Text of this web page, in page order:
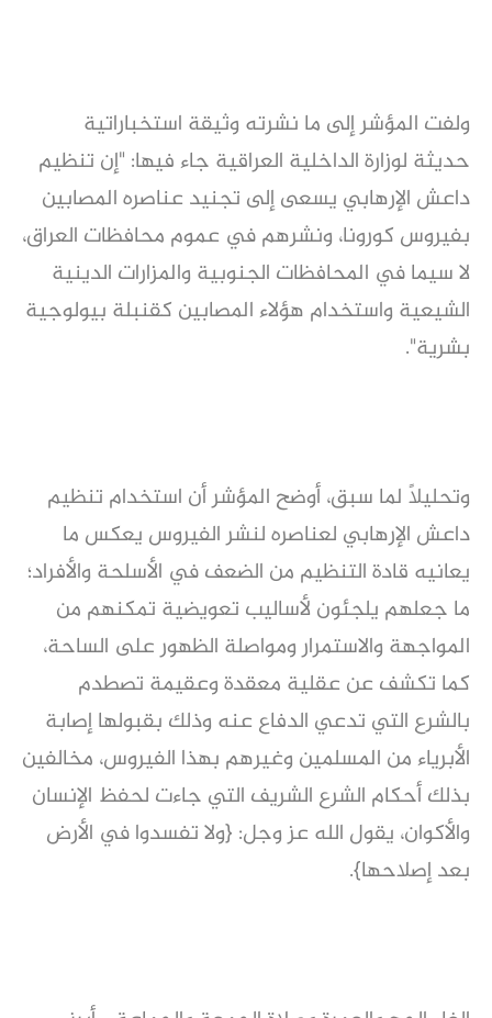
ولفت المؤشر إلى ما نشرته وثيقة استخباراتية
حديثة لوزارة الداخلية العراقية جاء فيها: "إن تنظيم
داعش الإرهابي يسعى إلى تجنيد عناصره المصابين
بفيروس كورونا، ونشرهم في عموم محافظات العراق،
لا سيما في المحافظات الجنوبية والمزارات الدينية
الشيعية واستخدام هؤلاء المصابين كقنبلة بيولوجية
بشرية".
وتحليلًا لما سبق، أوضح المؤشر أن استخدام تنظيم
داعش الإرهابي لعناصره لنشر الفيروس يعكس ما
يعانيه قادة التنظيم من الضعف في الأسلحة والأفراد؛
ما جعلهم يلجئون لأساليب تعويضية تمكنهم من
المواجهة والاستمرار ومواصلة الظهور على الساحة،
كما تكشف عن عقلية معقدة وعقيمة تصطدم
بالشرع التي تدعي الدفاع عنه وذلك بقبولها إصابة
الأبرياء من المسلمين وغيرهم بهذا الفيروس، مخالفين
بذلك أحكام الشرع الشريف التي جاءت لحفظ الإنسان
والأكوان، يقول الله عز وجل: {ولا تفسدوا في الأرض
بعد إصلاحها}.